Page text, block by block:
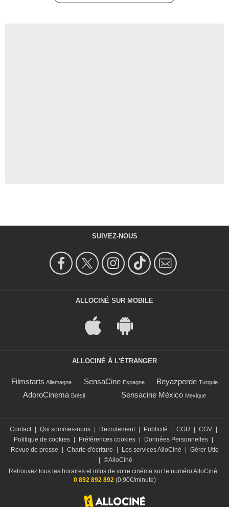
SUIVEZ-NOUS
ALLOCINÉ SUR MOBILE
ALLOCINÉ À L'ÉTRANGER
Filmstarts Allemagne SensaCine Espagne Beyazperde Turquie
AdoroCinema Brésil Sensacine México Mexique
Contact Qui sommes-nous Recrutement Publicité CGU CGV
Politique de cookies
Préférences cookies Données Personnelles
Revue de presse
Charte d'écriture Les services AlloCiné
Gérer Utiq
©AlloCiné
Retrouvez tous les horaires et infos de votre cinéma sur le numéro AlloCiné :
0 892 892 892(0,90€/minute)